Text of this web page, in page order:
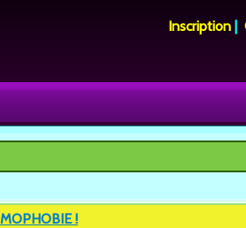
Inscription |
!